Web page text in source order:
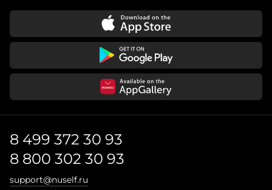
8 499 372 30 93
8 800 302 30 93
support@nuself.ru